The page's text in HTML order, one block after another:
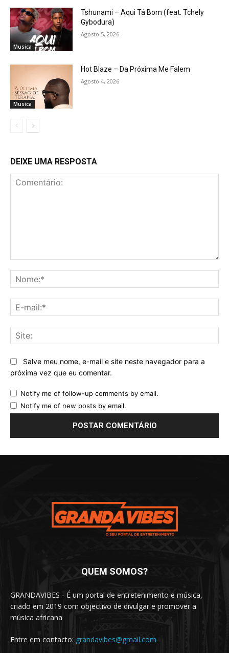
Musica
Tshunami – Aqui Tá Bom (feat. Tchely
Gybodura)
Agosto 5, 2026
Musica
Hot Blaze – Da Próxima Me Falem
Agosto 4, 2026
DEIXE UMA RESPOSTA
Salve meu nome, e-mail e site neste navegador para a
próxima vez que eu comentar.
Notify me of follow-up comments by email.
Notify me of new posts by email.
QUEM SOMOS?
GRANDAVIBES - É um portal de entretenimento e música,
criado em 2019 com objectivo de divulgar e promover a
música africana
Entre em contacto: grandavibes@gmail.com